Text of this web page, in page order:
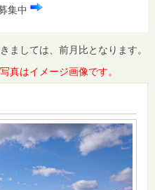
集中
ましては、前月比となります。
真はイメージ画像です。